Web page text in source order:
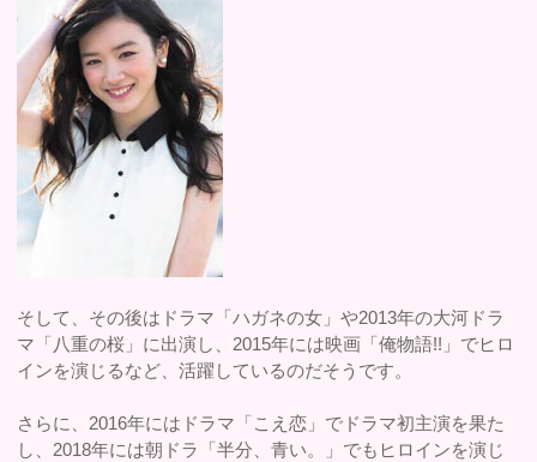
そして、その後はドラマ「ハガネの女」や2013年の大河ドラ
マ「八重の桜」に出演し、2015年には映画「俺物語!!」でヒロ
インを演じるなど、活躍しているのだそうです。
さらに、2016年にはドラマ「こえ恋」でドラマ初主演を果た
し、2018年には朝ドラ「半分、青い。」でもヒロインを演じ